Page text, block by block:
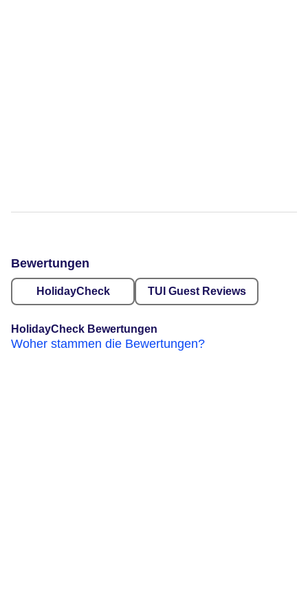
Bewertungen
HolidayCheck TUI Guest Reviews
HolidayCheck Bewertungen
Woher stammen die Bewertungen?